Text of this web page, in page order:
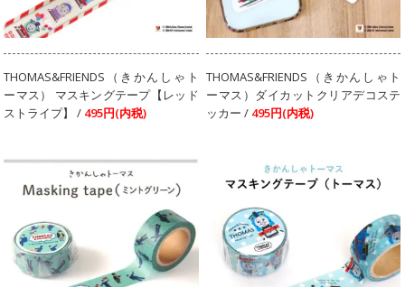
THOMAS&FRIENDS（きかんしゃト
ーマス） マスキングテープ【レッド
ストライプ】 / 495円(内税)
THOMAS&FRIENDS（きかんしゃト
ーマス）ダイカットクリアデコステ
ッカー / 495円(内税)